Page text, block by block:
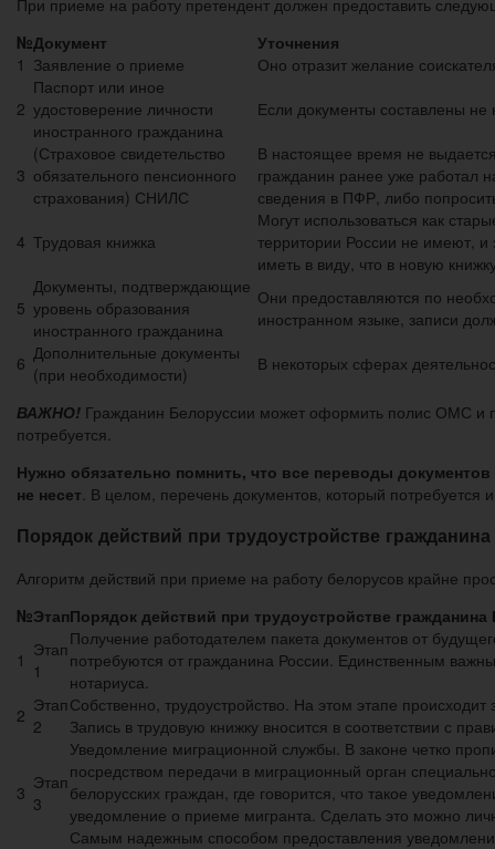
№Документ
Уточнения
1 Заявление о приеме
Оно отразит желание
2
Паспорт или иное
удостоверение личности
иностранного гражданина
Если документы составлены не
3
(Страховое свидетельство
обязательного пенсионного
страхования) СНИЛС
В настоящее время не
гражданин ранее уже работал
сведения в ПФР, либо
4 Трудовая книжка
Могут использоваться как
территории России не имеют,
иметь в виду, что в новую
5
Документы, подтверждающие
уровень образования
иностранного гражданина
Они предоставляются по
иностранном языке, записи
6 Дополнительные документы
(при необходимости)
В некоторых сферах
ВАЖНО! Гражданин Белоруссии может оформить полис ОМС и
потребуется.
Нужно обязательно помнить, что все переводы
не несет . В целом, перечень документов, который
Порядок действий при трудоустройстве
Алгоритм действий при приеме на работу белорусов крайне
№ЭтапПорядок действий при трудоустройстве
1 Этап
1
Получение работодателем пакета документов от
потребуются от гражданина России. Единственным
нотариуса.
2 Этап
2
Собственно, трудоустройство. На этом этапе
Запись в трудовую книжку вносится в соответствии с
3 Этап
3
Уведомление миграционной службы. В законе четко
посредством передачи в миграционный орган
белорусских граждан, где говорится, что такое
уведомление о приеме мигранта. Сделать это можно
Самым надежным способом предоставления